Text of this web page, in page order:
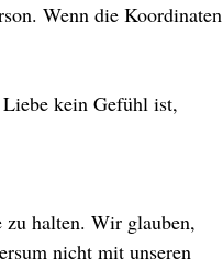
Wenn die Koordinaten
kein Gefühl ist,
zu halten. Wir glauben,
nicht mit unseren